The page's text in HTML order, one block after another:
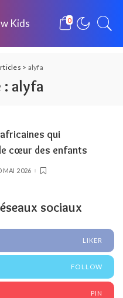
0
> alyfa
: alyfa
qui
cœur des enfants
MAI 2026
sociaux
LIKER
FOLLOW
PIN